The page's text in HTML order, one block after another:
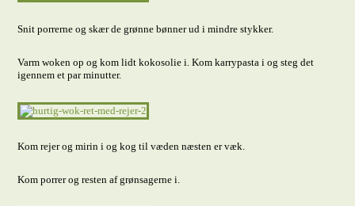
Snit porrerne og skær de grønne bønner ud i mindre stykker.
Varm woken op og kom lidt kokosolie i. Kom karrypasta i og steg det
igennem et par minutter.
Kom rejer og mirin i og kog til væden næsten er væk.
Kom porrer og resten af grønsagerne i.